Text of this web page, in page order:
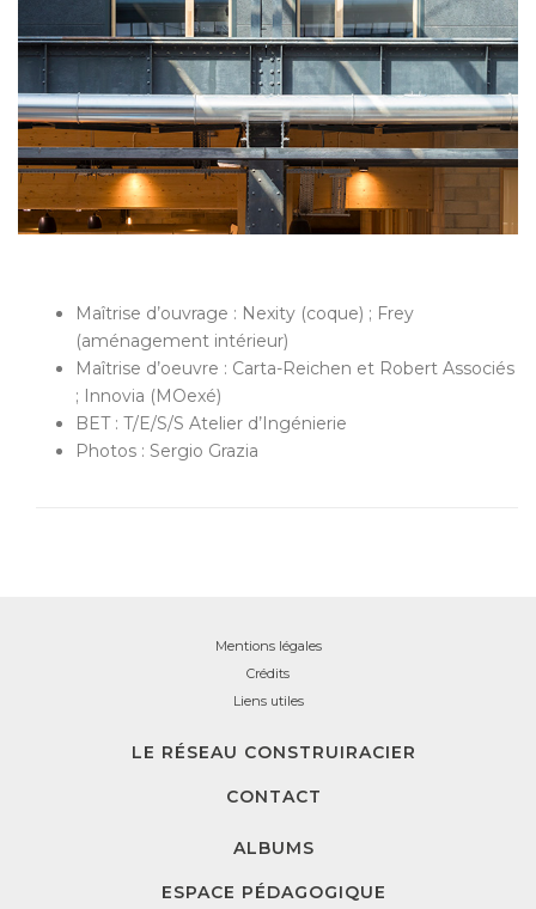
Maîtrise d’ouvrage : Nexity (coque) ; Frey
(aménagement intérieur)
Maîtrise d’oeuvre : Carta-Reichen et Robert Associés
; Innovia (MOexé)
BET : T/E/S/S Atelier d’Ingénierie
Photos : Sergio Grazia
Mentions légales
Crédits
Liens utiles
LE RÉSEAU CONSTRUIRACIER
CONTACT
ALBUMS
ESPACE PÉDAGOGIQUE